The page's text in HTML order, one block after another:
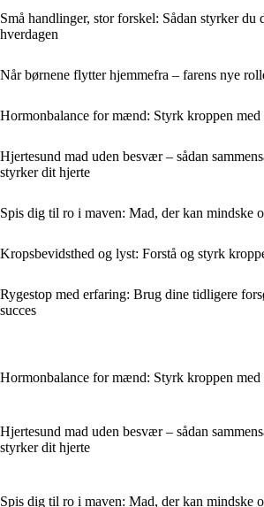
Små handlinger, stor forskel: Sådan styrker du
hverdagen
Når børnene flytter hjemmefra – farens nye
Hormonbalance for mænd: Styrk kroppen med
Hjertesund mad uden besvær – sådan
styrker dit hjerte
Spis dig til ro i maven: Mad, der kan mindske
Kropsbevidsthed og lyst: Forstå og styrk
Rygestop med erfaring: Brug dine tidligere
succes
Hormonbalance for mænd: Styrk kroppen med
Hjertesund mad uden besvær – sådan
styrker dit hjerte
Spis dig til ro i maven: Mad, der kan mindske